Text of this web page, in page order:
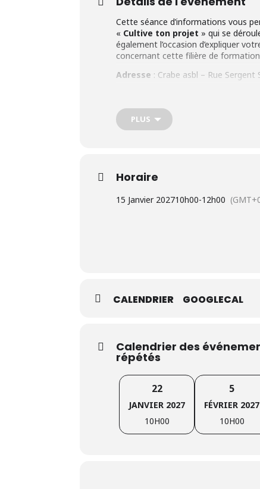
Cette séance d’informations vous
« Cultive ton projet » qui se
également l’occasion d’expliquer
concernant cette filière de
Adresse : Crabe asbl – Rue
Ce module de formation est
Le candidat doit :
Être demandeur d’emploi
18 mois dans les 24 mois qui
PLUS
Horaire
15 Janvier 202710h00-12h00
CALENDRIER GOOGLECAL
Calendrier des
répétés
22
JANVIER 2027
10H00
5
FÉVRIER 2027
10H00